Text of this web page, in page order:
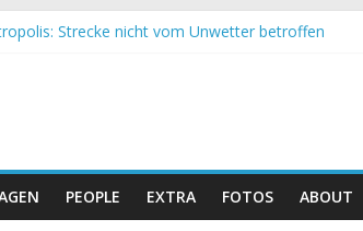
Strecke nicht vom Unwetter betroffen
Bike Race: Weltmeister Seewald führt
Doppelsieg beim ersten XCO-Rennen der Saison
PEOPLE EXTRA FOTOS ABOUT